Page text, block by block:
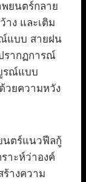
ยนตร์กลาย
าง และเติม
แบบ สายฝน
รากฏการณ์
รณ์แบบ
วยความหวัง
นตร์แนวฟีลกู้
าะห์ว่าองค์
ร้างความ